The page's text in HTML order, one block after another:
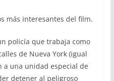
más interesantes del film.
policía que trabaja como
de Nueva York (igual
a una unidad especial de
detener al peligroso